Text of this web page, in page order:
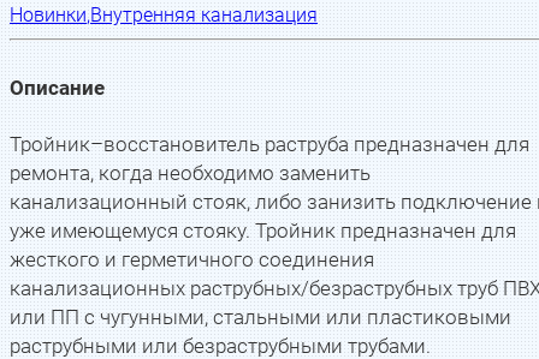
Новинки,Внутренняя канализация
Описание
Тройник–восстановитель раструба предназначен для
ремонта, когда необходимо заменить
канализационный стояк, либо занизить подключение
уже имеющемуся стояку. Тройник предназначен для
жесткого и герметичного соединения
канализационных раструбных/безраструбных труб
или ПП с чугунными, стальными или пластиковыми
раструбными или безраструбными трубами.